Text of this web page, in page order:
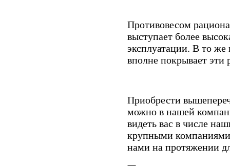
Противовесом
выступает более
эксплуатации. В то же
вполне покрывает эти
Приобрести
можно в нашей
видеть вас в числе
крупными
нами на протяжении